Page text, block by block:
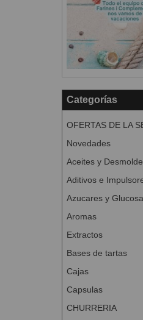
Categorías
OFERTAS DE LA
Novedades
Aceites y
Aditivos e
Azucares y
Aromas
Extractos
Bases de tartas
Cajas
Capsulas
CHURRERIA